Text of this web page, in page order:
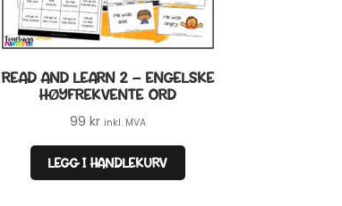
READ AND LEARN 2 – ENGELSKE
HØYFREKVENTE ORD
99kr inkl. MVA
LEGG I HANDLEKURV